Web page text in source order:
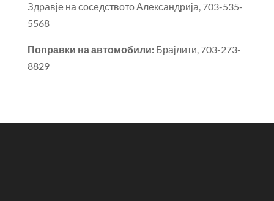
Здравје на соседството Александрија, 703-535-
5568
Поправки на автомобили: Брајлити, 703-273-
8829